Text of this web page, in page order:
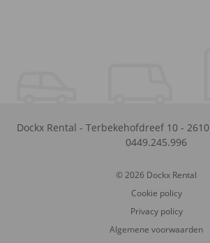
Dockx Rental - Terbekehofdreef 10 - 2610
0449.245.996
© 2026 Dockx Rental
Cookie policy
Privacy policy
Algemene voorwaarden